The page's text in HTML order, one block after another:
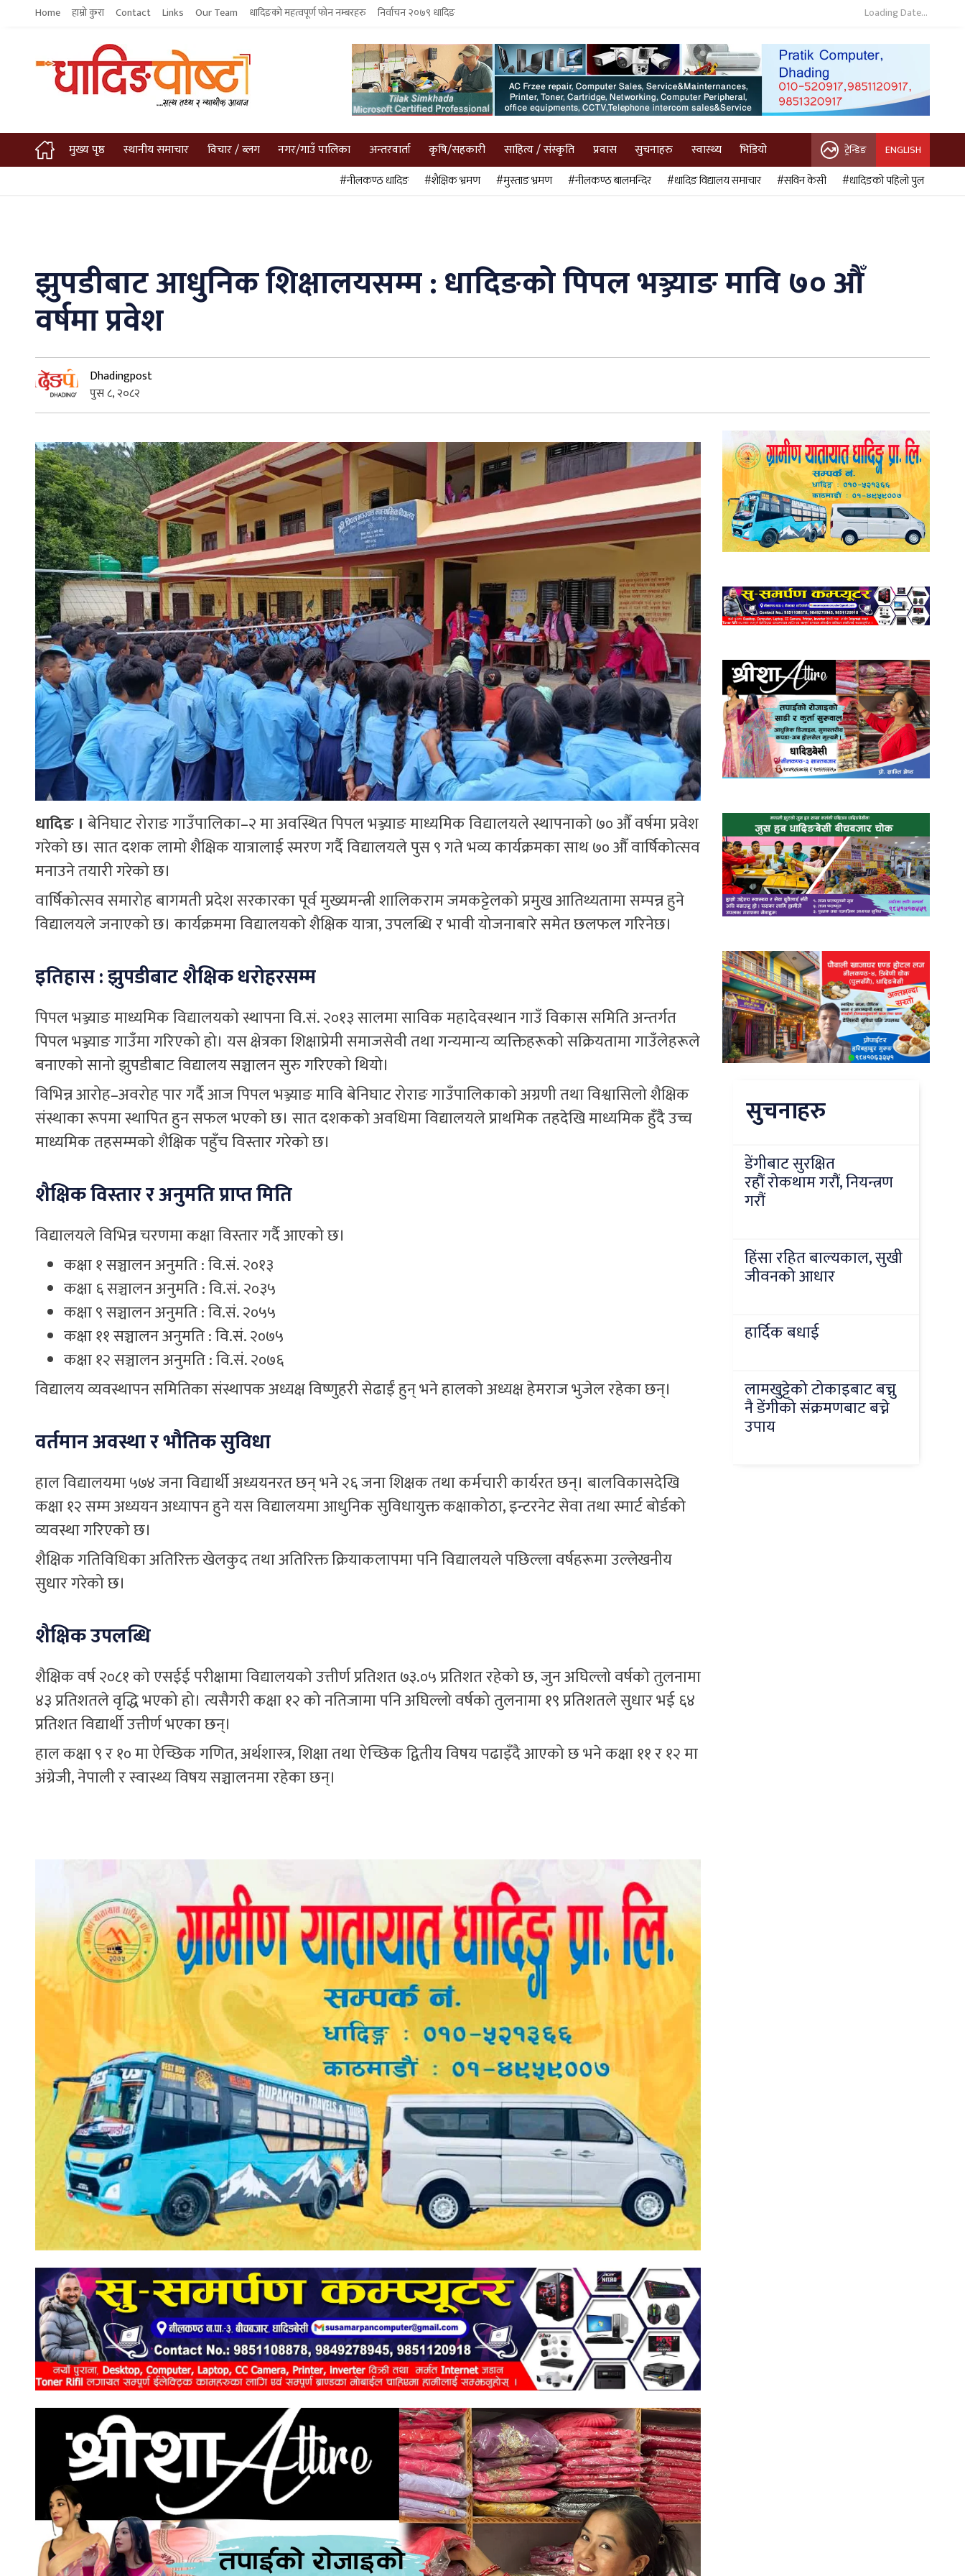
Home हाम्रो कुरा Contact Links Our Team धादिङको महत्वपूर्ण फोन नम्बरहरु निर्वाचन २०७९ धादिङ Loading Date...
मुख्य पृष्ठ स्थानीय समाचार विचार / ब्लग नगर/गाउँ पालिका अन्तरवार्ता कृषि/सहकारी साहित्य / संस्कृति प्रवास सुचनाहरु स्वास्थ्य भिडियो ट्रेन्डिङ ENGLISH
#नीलकण्ठ धादिङ #शैक्षिक भ्रमण #मुस्ताङ भ्रमण #नीलकण्ठ बालमन्दिर #धादिङ विद्यालय समाचार #सविन केसी #धादिङको पहिलो पुल
झुपडीबाट आधुनिक शिक्षालयसम्म : धादिङको पिपल भञ्ज्याङ मावि ७० औँ
वर्षमा प्रवेश
Dhadingpost
पुस ८, २०८२
धादिङ । बेनिघाट रोराङ गाउँपालिका–२ मा अवस्थित पिपल भञ्ज्याङ माध्यमिक विद्यालयले स्थापनाको ७० औँ वर्षमा प्रवेश
गरेको छ। सात दशक लामो शैक्षिक यात्रालाई स्मरण गर्दै विद्यालयले पुस ९ गते भव्य कार्यक्रमका साथ ७० औँ वार्षिकोत्सव
मनाउने तयारी गरेको छ।
वार्षिकोत्सव समारोह बागमती प्रदेश सरकारका पूर्व मुख्यमन्त्री शालिकराम जमकट्टेलको प्रमुख आतिथ्यतामा सम्पन्न हुने
विद्यालयले जनाएको छ। कार्यक्रममा विद्यालयको शैक्षिक यात्रा, उपलब्धि र भावी योजनाबारे समेत छलफल गरिनेछ।
इतिहास : झुपडीबाट शैक्षिक धरोहरसम्म
पिपल भञ्ज्याङ माध्यमिक विद्यालयको स्थापना वि.सं. २०१३ सालमा साविक महादेवस्थान गाउँ विकास समिति अन्तर्गत
पिपल भञ्ज्याङ गाउँमा गरिएको हो। यस क्षेत्रका शिक्षाप्रेमी समाजसेवी तथा गन्यमान्य व्यक्तिहरूको सक्रियतामा गाउँलेहरूले
बनाएको सानो झुपडीबाट विद्यालय सञ्चालन सुरु गरिएको थियो।
विभिन्न आरोह–अवरोह पार गर्दै आज पिपल भञ्ज्याङ मावि बेनिघाट रोराङ गाउँपालिकाको अग्रणी तथा विश्वासिलो शैक्षिक
संस्थाका रूपमा स्थापित हुन सफल भएको छ। सात दशकको अवधिमा विद्यालयले प्राथमिक तहदेखि माध्यमिक हुँदै उच्च
माध्यमिक तहसम्मको शैक्षिक पहुँच विस्तार गरेको छ।
शैक्षिक विस्तार र अनुमति प्राप्त मिति
विद्यालयले विभिन्न चरणमा कक्षा विस्तार गर्दै आएको छ।
कक्षा १ सञ्चालन अनुमति : वि.सं. २०१३
कक्षा ६ सञ्चालन अनुमति : वि.सं. २०३५
कक्षा ९ सञ्चालन अनुमति : वि.सं. २०५५
कक्षा ११ सञ्चालन अनुमति : वि.सं. २०७५
कक्षा १२ सञ्चालन अनुमति : वि.सं. २०७६
विद्यालय व्यवस्थापन समितिका संस्थापक अध्यक्ष विष्णुहरी सेढाईं हुन् भने हालको अध्यक्ष हेमराज भुजेल रहेका छन्।
वर्तमान अवस्था र भौतिक सुविधा
हाल विद्यालयमा ५७४ जना विद्यार्थी अध्ययनरत छन् भने २६ जना शिक्षक तथा कर्मचारी कार्यरत छन्। बालविकासदेखि
कक्षा १२ सम्म अध्ययन अध्यापन हुने यस विद्यालयमा आधुनिक सुविधायुक्त कक्षाकोठा, इन्टरनेट सेवा तथा स्मार्ट बोर्डको
व्यवस्था गरिएको छ।
शैक्षिक गतिविधिका अतिरिक्त खेलकुद तथा अतिरिक्त क्रियाकलापमा पनि विद्यालयले पछिल्ला वर्षहरूमा उल्लेखनीय
सुधार गरेको छ।
शैक्षिक उपलब्धि
शैक्षिक वर्ष २०८१ को एसईई परीक्षामा विद्यालयको उत्तीर्ण प्रतिशत ७३.०५ प्रतिशत रहेको छ, जुन अघिल्लो वर्षको तुलनामा
४३ प्रतिशतले वृद्धि भएको हो। त्यसैगरी कक्षा १२ को नतिजामा पनि अघिल्लो वर्षको तुलनामा १९ प्रतिशतले सुधार भई ६४
प्रतिशत विद्यार्थी उत्तीर्ण भएका छन्।
हाल कक्षा ९ र १० मा ऐच्छिक गणित, अर्थशास्त्र, शिक्षा तथा ऐच्छिक द्वितीय विषय पढाइँदै आएको छ भने कक्षा ११ र १२ मा
अंग्रेजी, नेपाली र स्वास्थ्य विषय सञ्चालनमा रहेका छन्।
सुचनाहरु
डेंगीबाट सुरक्षित
रहौं रोकथाम गरौं, नियन्त्रण
गरौं
हिंसा रहित बाल्यकाल, सुखी
जीवनको आधार
हार्दिक बधाई
लामखुट्टेको टोकाइबाट बच्नु
नै डेंगीको संक्रमणबाट बच्ने
उपाय